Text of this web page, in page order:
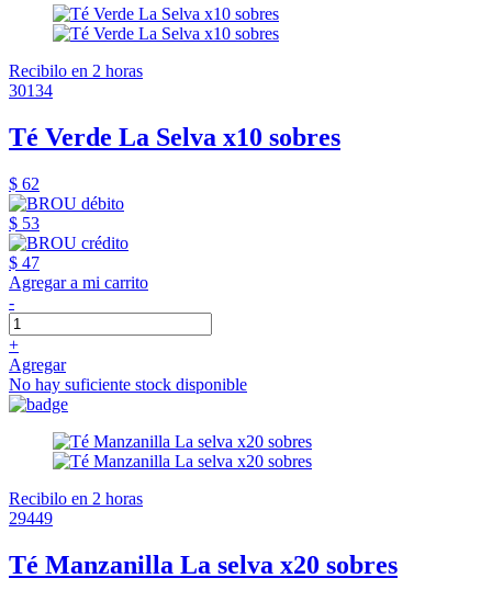
Recibilo en 2 horas
30134
Té Verde La Selva x10 sobres
$ 62
$ 53
$ 47
Agregar a mi carrito
-
+
Agregar
No hay suficiente stock disponible
Recibilo en 2 horas
29449
Té Manzanilla La selva x20 sobres